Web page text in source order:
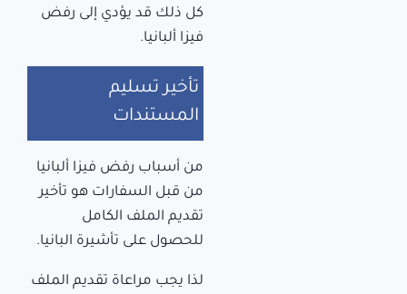
كل ذلك قد يؤدي إلى رفض
فيزا ألبانيا.
تأخير تسليم
المستندات
من أسباب رفض فيزا ألبانيا
من قبل السفارات هو تأخير
تقديم الملف الكامل
للحصول على تأشيرة البانيا.
لذا يجب مراعاة تقديم الملف